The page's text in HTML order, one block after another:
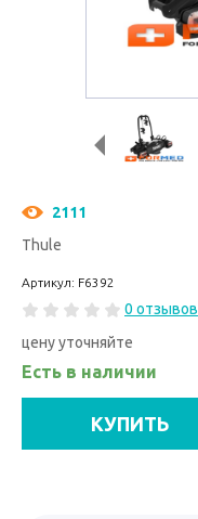
2111
Thule
Артикул: F6392
0 отзывов
цену уточняйте
Есть в наличии
КУПИТЬ